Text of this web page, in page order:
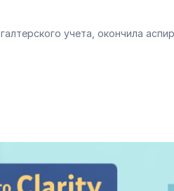
учета, окончила